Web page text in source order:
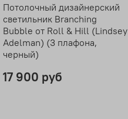
Потолочный дизайнерский
светильник Branching
Bubble от Roll & Hill (Lindsey
Adelman) (3 плафона,
черный)
17 900 руб